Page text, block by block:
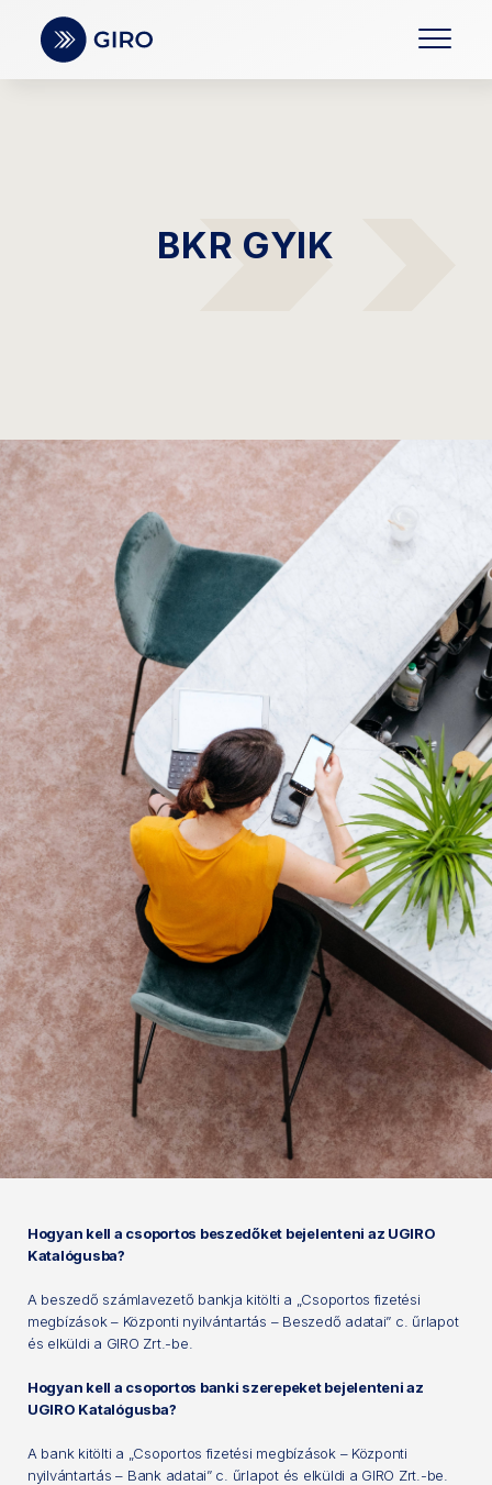
BKR GYIK
Hogyan kell a csoportos beszedőket bejelenteni az UGIRO
Katalógusba?
A beszedő számlavezető bankja kitölti a „Csoportos fizetési
megbízások – Központi nyilvántartás – Beszedő adatai” c. űrlapot
és elküldi a GIRO Zrt.-be.
Hogyan kell a csoportos banki szerepeket bejelenteni az
UGIRO Katalógusba?
A bank kitölti a „Csoportos fizetési megbízások – Központi
nyilvántartás – Bank adatai” c. űrlapot és elküldi a GIRO Zrt.-be.